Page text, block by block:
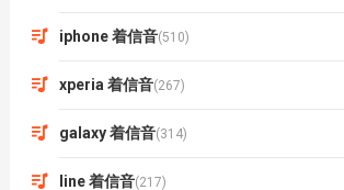
iphone 着信音(510)
xperia 着信音(267)
galaxy 着信音(314)
line 着信音(217)